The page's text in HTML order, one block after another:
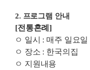
2. 프로그램 안내
[전통혼례]
ㅇ 일시 : 매주 일요일
ㅇ 장소 : 한국의집
ㅇ 지원내용